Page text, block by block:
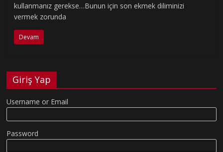
kullanmanız gerekse…Bunun için son ekmek diliminizi
vermek zorunda
Devam
Giriş Yap
Username or Email
Password